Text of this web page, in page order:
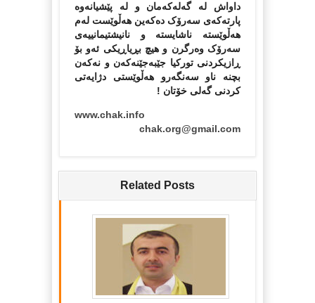
داواش له‌ گه‌له‌که‌مان و له‌ پێشیانه‌وه‌
پارته‌که‌ی سه‌رۆک ده‌که‌ین هه‌ڵوێست له‌م
هه‌ڵوێسته‌ ناشایسته‌ و نانیشتیمانییه‌ی
سه‌رۆک وه‌رگرن و هیچ بڕیاڕیکی ئه‌و بۆ
ڕازیکردنی تورکیا جێبه‌جێنه‌که‌ن و نه‌که‌ن
بچنه‌‌ ناو سه‌نگه‌رو هه‌ڵوێستی دژایه‌تی
کردنی گه‌لی خۆتان !
www.chak.info
chak.org@gmail.com
Related Posts